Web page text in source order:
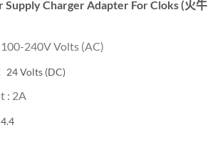
Supply Charger Adapter For Cloks (火牛
240VVolts (AC)
24Volts (DC)
: 2A